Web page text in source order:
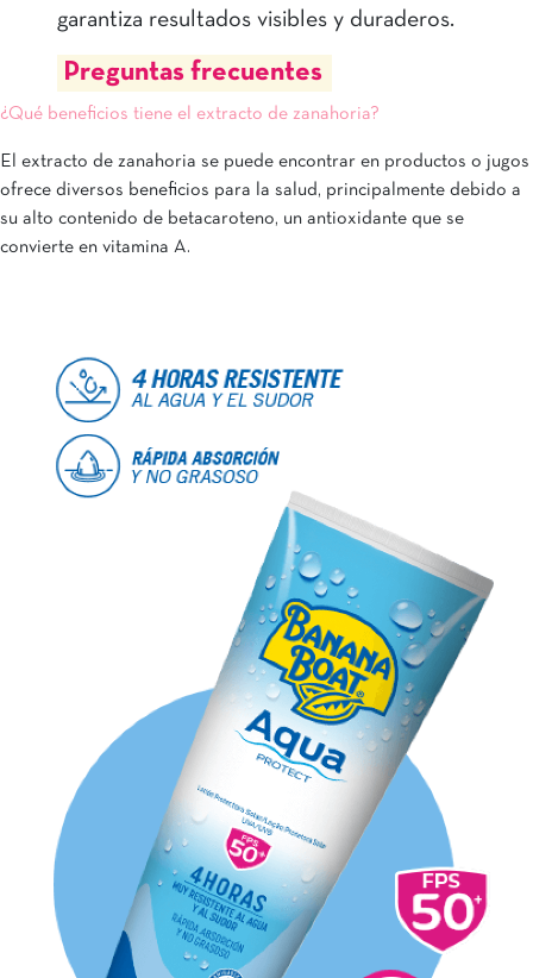
garantiza resultados visibles y duraderos.
Preguntas frecuentes
¿Qué beneficios tiene el extracto de zanahoria?
El extracto de zanahoria se puede encontrar en productos o jugos
ofrece diversos beneficios para la salud, principalmente debido a
su alto contenido de betacaroteno, un antioxidante que se
convierte en vitamina A.